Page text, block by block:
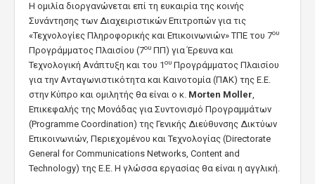
Η ομιλία διοργανώνεται επί τη ευκαιρία της κοινής
Συνάντησης των Διαχειριστικών Επιτροπών για τις
«Τεχνολογίες Πληροφορικής και Επικοινωνιών» ΤΠΕ του 7ου
Προγράμματος Πλαισίου (7ου ΠΠ) για Έρευνα και
Τεχνολογική Ανάπτυξη και του 1ου Προγράμματος Πλαισίου
για την Ανταγωνιστικότητα και Καινοτομία (ΠΑΚ) της Ε.Ε.
στην Κύπρο και ομιλητής θα είναι ο κ. Morten Moller,
Επικεφαλής της Μονάδας για Συντονισμό Προγραμμάτων
(Programme Coordination) της Γενικής Διεύθυνσης Δικτύων
Επικοινωνιών, Περιεχομένου και Τεχνολογίας (Directorate
General for Communications Networks, Content and
Technology) της Ε.Ε. Η γλώσσα εργασίας θα είναι η αγγλική.